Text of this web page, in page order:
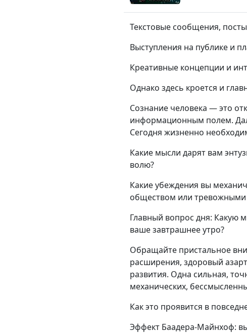
Текстовые сообщения,
Выступления на публике и
Креативные концепции и
Однако здесь кроется и
Сознание человека — это
информационным полем.
Сегодня жизненно
Какие мысли дарят вам
волю?
Какие убеждения вы
обществом или тревожными
Главный вопрос дня: Какую
ваше завтрашнее утро?
Обращайте пристальное
расширения, здоровый
развития. Одна сильная,
механических,
Как это проявится в
Эффект Баадера-Майнхоф: